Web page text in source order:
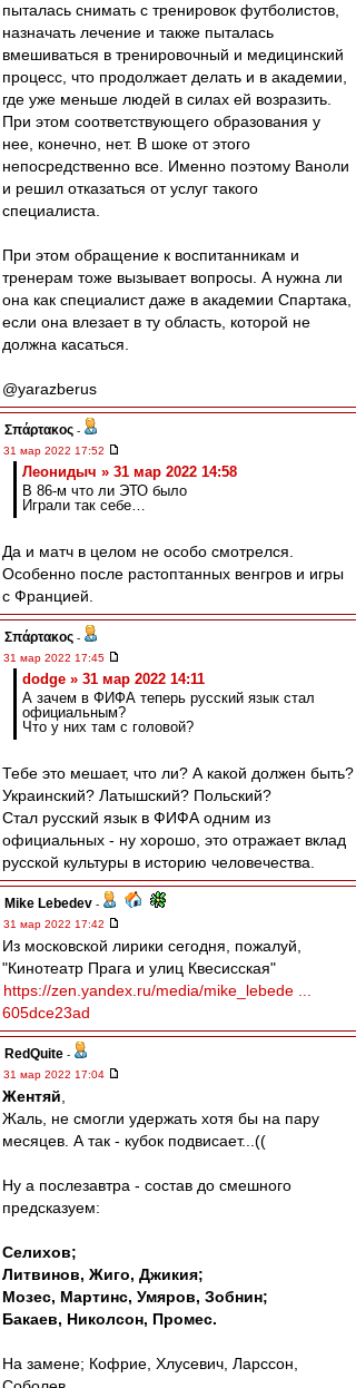
пыталась снимать с тренировок футболистов,
назначать лечение и также пыталась
вмешиваться в тренировочный и медицинский
процесс, что продолжает делать и в академии,
где уже меньше людей в силах ей возразить.
При этом соответствующего образования у
нее, конечно, нет. В шоке от этого
непосредственно все. Именно поэтому Ваноли
и решил отказаться от услуг такого
специалиста.
При этом обращение к воспитанникам и
тренерам тоже вызывает вопросы. А нужна ли
она как специалист даже в академии Спартака,
если она влезает в ту область, которой не
должна касаться.
@yarazberus
Σπάρτακος -
31 мар 2022 17:52
Леонидыч » 31 мар 2022 14:58
В 86-м что ли ЭТО было
Играли так себе…
Да и матч в целом не особо смотрелся.
Особенно после растоптанных венгров и игры
с Францией.
Σπάρτακος -
31 мар 2022 17:45
dodge » 31 мар 2022 14:11
А зачем в ФИФА теперь русский язык стал
официальным?
Что у них там с головой?
Тебе это мешает, что ли? А какой должен быть?
Украинский? Латышский? Польский?
Стал русский язык в ФИФА одним из
официальных - ну хорошо, это отражает вклад
русской культуры в историю человечества.
Mike Lebedev -
31 мар 2022 17:42
Из московской лирики сегодня, пожалуй,
"Кинотеатр Прага и улиц Квесисская"
https://zen.yandex.ru/media/mike_lebede ...
605dce23ad
RedQuite -
31 мар 2022 17:04
Жентяй
Жаль, не смогли удержать хотя бы на пару
месяцев. А так - кубок подвисает...((
Ну а послезавтра - состав до смешного
предсказуем:
Селихов;
Литвинов, Жиго, Джикия;
Мозес, Мартинс, Умяров, Зобнин;
Бакаев, Николсон, Промес.
На замене; Кофрие, Хлусевич, Ларссон,